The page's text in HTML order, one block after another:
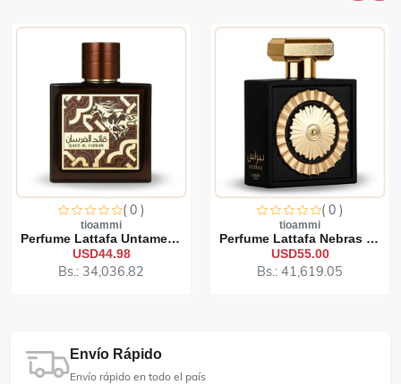
( 0 )
tioammi
Perfume Lattafa Untamed 1...
USD44.98
Bs.: 34,036.82
( 0 )
tioammi
Perfume Lattafa Nebras 10...
USD55.00
Bs.: 41,619.05
Envío Rápido
Envío rápido en todo el país